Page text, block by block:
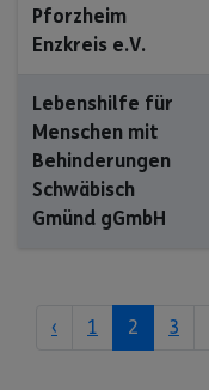
Pforzheim
Enzkreis e.V.
Lebenshilfe für
Menschen mit
Behinderungen
Schwäbisch
Gmünd gGmbH
‹ 1 2 3